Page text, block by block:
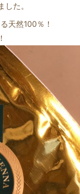
た。
天然100％！